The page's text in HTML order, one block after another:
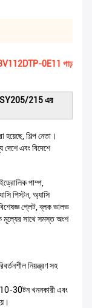
0E11 গাঢ়
SY205/215 এর
শিল্প নেতা।
এবং বিদেশে
পাম্প,
পিস্টন, অ্যাসি
প্লেট, ব্লক ভালভ
মূল্যের সাথে সমস্ত অংশ
নিয়ন্ত্রণ সহ
10-30টন খননকারী এবং